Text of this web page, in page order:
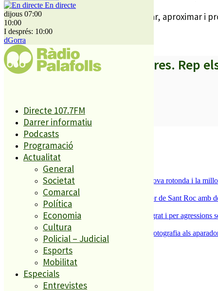
En directe
dijous 07:00
10:00
I després: 10:00
dGorra
Directe 107.7FM
Darrer informatiu
Podcasts
Programació
Actualitat
General
Societat
Comarcal
Política
Economia
Cultura
Policial – Judicial
Esports
Mobilitat
Especials
Entrevistes
L’objectiu del programa és popularitzar, aproximar i
l’Àrea d’Educació Física.
A partir d’ara no et perdis res. Rep
SUBSCRIURE’M
És tendència ara
1
ESPORTS CAP DE SETMANA
S’aprova definitivament el projecte de la nova rotonda i la
Malgrat de Mar enceta demà la Festa Major de Sant Roc amb
Dos detinguts per robatoris violents a Malgrat i per agressions
L’ACEP i l’AFIC s’uneixen per portar la fotografia als
El més llegit